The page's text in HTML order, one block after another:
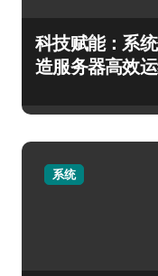
科技赋能：系
造服务器高效
系统